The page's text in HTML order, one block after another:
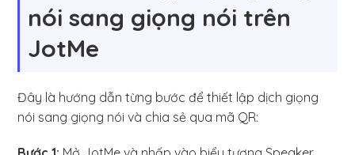
nói sang giọng nói trên
JotMe
Đây là hướng dẫn từng bước để thiết lập dịch giọng
nói sang giọng nói và chia sẻ qua mã QR: